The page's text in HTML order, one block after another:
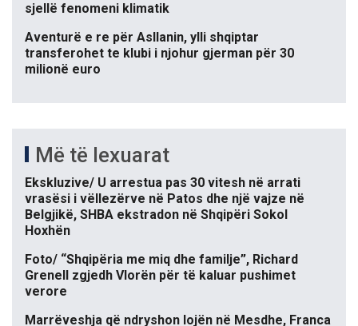
sjellë fenomeni klimatik
Aventurë e re për Asllanin, ylli shqiptar
transferohet te klubi i njohur gjerman për 30
milionë euro
Më të lexuarat
Ekskluzive/ U arrestua pas 30 vitesh në arrati
vrasësi i vëllezërve në Patos dhe një vajze në
Belgjikë, SHBA ekstradon në Shqipëri Sokol
Hoxhën
Foto/ “Shqipëria me miq dhe familje”, Richard
Grenell zgjedh Vlorën për të kaluar pushimet
verore
Marrëveshja që ndryshon lojën në Mesdhe, Franca